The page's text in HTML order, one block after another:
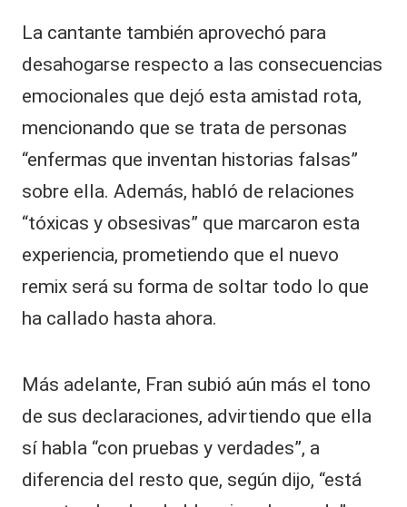
La cantante también aprovechó para
desahogarse respecto a las consecuencias
emocionales que dejó esta amistad rota,
mencionando que se trata de personas
“enfermas que inventan historias falsas”
sobre ella. Además, habló de relaciones
“tóxicas y obsesivas” que marcaron esta
experiencia, prometiendo que el nuevo
remix será su forma de soltar todo lo que
ha callado hasta ahora.
Más adelante, Fran subió aún más el tono
de sus declaraciones, advirtiendo que ella
sí habla “con pruebas y verdades”, a
diferencia del resto que, según dijo, “está